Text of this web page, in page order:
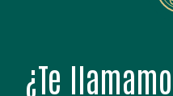
¿Te